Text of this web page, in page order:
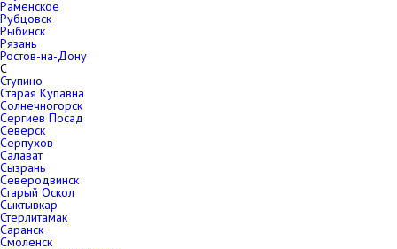
Раменское
Рубцовск
Рыбинск
Рязань
Ростов-на-Дону
С
Ступино
Старая Купавна
Солнечногорск
Сергиев Посад
Северск
Серпухов
Салават
Сызрань
Северодвинск
Старый Оскол
Сыктывкар
Стерлитамак
Саранск
Смоленск